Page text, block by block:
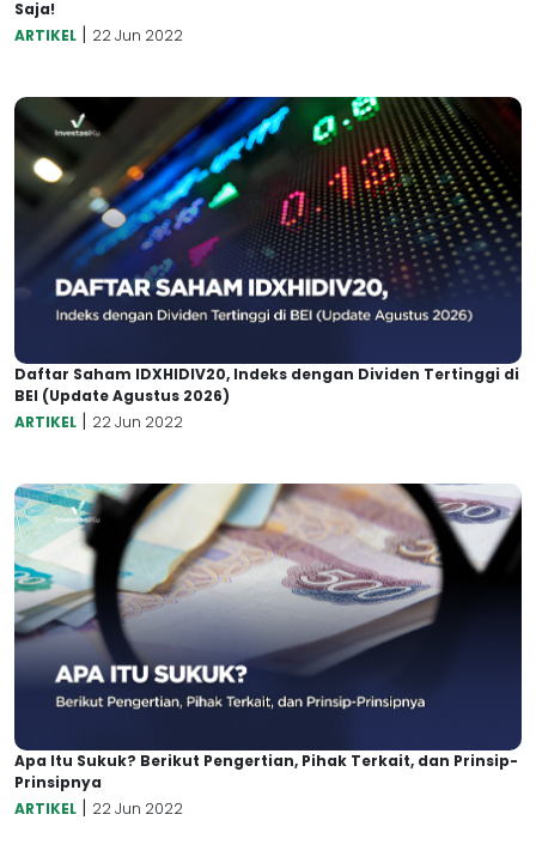
Saja!
ARTIKEL | 22 Jun 2022
Daftar Saham IDXHIDIV20, Indeks dengan Dividen Tertinggi di
BEI (Update Agustus 2026)
ARTIKEL | 22 Jun 2022
Apa Itu Sukuk? Berikut Pengertian, Pihak Terkait, dan Prinsip-
Prinsipnya
ARTIKEL | 22 Jun 2022